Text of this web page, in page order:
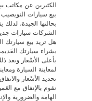
الكثيرين عن مكاتب
بيع سيارات
بحالتها الجيدة،
الشركات سيارات
هل تريد بيع سيارتك
بشراء سيارتك
بأعلى الأسْعار وبعد
لمعاينة السيارة
تحديد الأسْعار
نقوم بالإنفاق مع
الهامة والضرورية